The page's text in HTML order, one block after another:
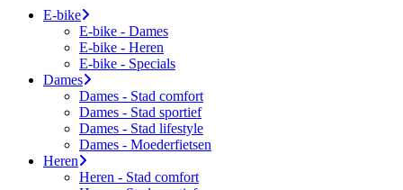
E-bike
E-bike - Dames
E-bike - Heren
E-bike - Specials
Dames
Dames - Stad comfort
Dames - Stad sportief
Dames - Stad lifestyle
Dames - Moederfietsen
Heren
Heren - Stad comfort